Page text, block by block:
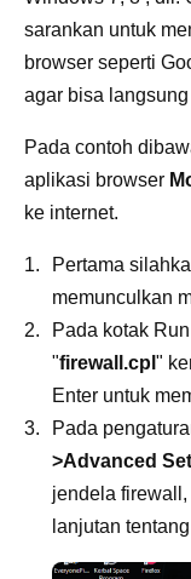
sarankan untuk
browser seperti
agar bisa
Pada contoh
aplikasi browser
ke internet.
Pertama
memunculkan
Pada kotak
"firewall.cpl "
Enter untuk
Pada
>Advanced
jendela
lanjutan